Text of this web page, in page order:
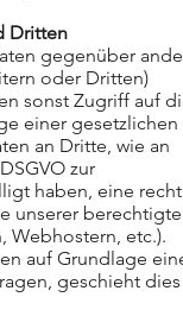
Dritten
gegenüber
oder Dritten)
sonst Zugriff auf
einer gesetzlichen
an Dritte, wie an
zur
haben, eine
unserer
Webhostern, etc.).
auf Grundlage
geschieht